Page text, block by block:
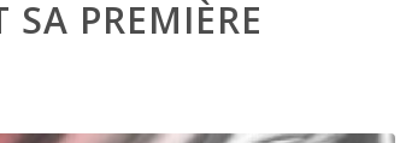
PREMIÈRE